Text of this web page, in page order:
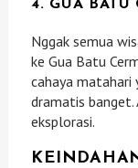
4. GUA BATU
Nggak semua
ke Gua Batu
cahaya matahari
dramatis banget.
eksplorasi.